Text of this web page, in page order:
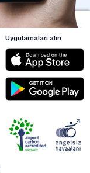
Uygulamaları alın